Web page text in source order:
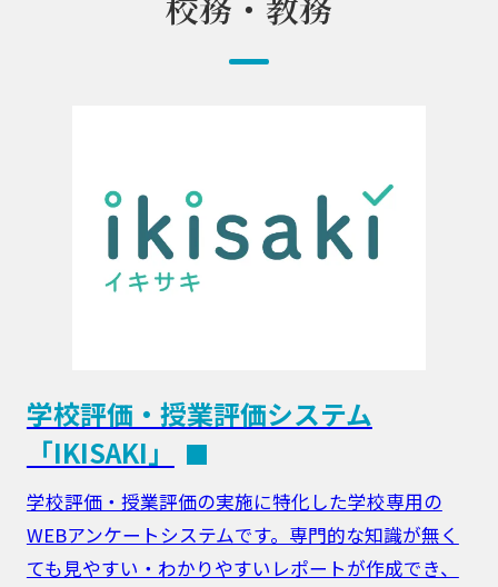
学校評価・授業評価システム
「IKISAKI」
学校評価・授業評価の実施に特化した学校専用の
WEBアンケートシステムです。専門的な知識が無く
ても見やすい・わかりやすいレポートが作成でき、